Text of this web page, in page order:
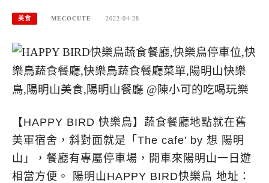
美食 MECOCUTE 2022-04-28
【HAPPY BIRD 快樂鳥】蔬食餐廳地點就在舊
美軍宿舍，斜對面就是「The cafe’ by 想 陽明
山」，餐廳有專屬停車場，開車來陽明山一日遊
相當方便。 陽明山HAPPY BIRD快樂鳥 地址：